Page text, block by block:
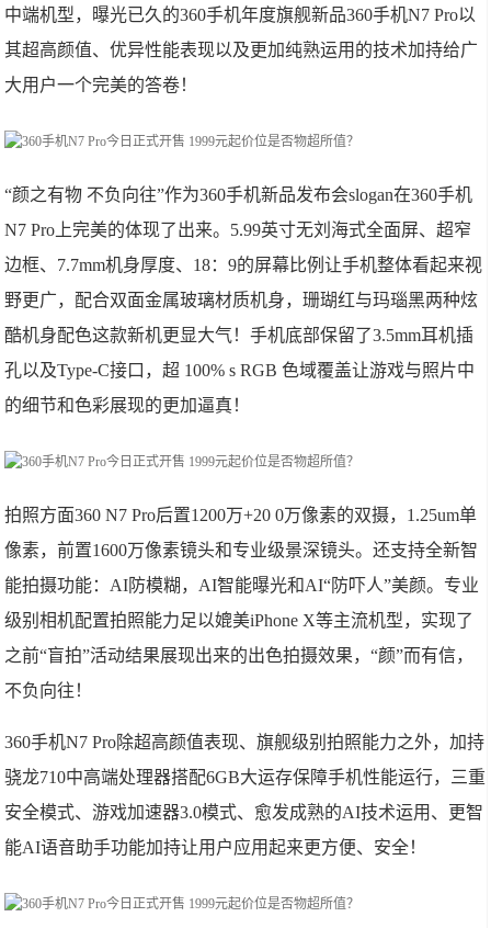
中端机型，曝光已久的360手机年度旗舰新品360手机N7 Pro以
其超高颜值、优异性能表现以及更加纯熟运用的技术加持给广
大用户一个完美的答卷！
“颜之有物 不负向往”作为360手机新品发布会slogan在360手机
N7 Pro上完美的体现了出来。5.99英寸无刘海式全面屏、超窄
边框、7.7mm机身厚度、18：9的屏幕比例让手机整体看起来视
野更广，配合双面金属玻璃材质机身，珊瑚红与玛瑙黑两种炫
酷机身配色这款新机更显大气！手机底部保留了3.5mm耳机插
孔以及Type-C接口，超 100% s RGB 色域覆盖让游戏与照片中
的细节和色彩展现的更加逼真！
拍照方面360 N7 Pro后置1200万+20 0万像素的双摄，1.25um单
像素，前置1600万像素镜头和专业级景深镜头。还支持全新智
能拍摄功能：AI防模糊，AI智能曝光和AI“防吓人”美颜。专业
级别相机配置拍照能力足以媲美iPhone X等主流机型，实现了
之前“盲拍”活动结果展现出来的出色拍摄效果，“颜”而有信，
不负向往！
360手机N7 Pro除超高颜值表现、旗舰级别拍照能力之外，加持
骁龙710中高端处理器搭配6GB大运存保障手机性能运行，三重
安全模式、游戏加速器3.0模式、愈发成熟的AI技术运用、更智
能AI语音助手功能加持让用户应用起来更方便、安全！